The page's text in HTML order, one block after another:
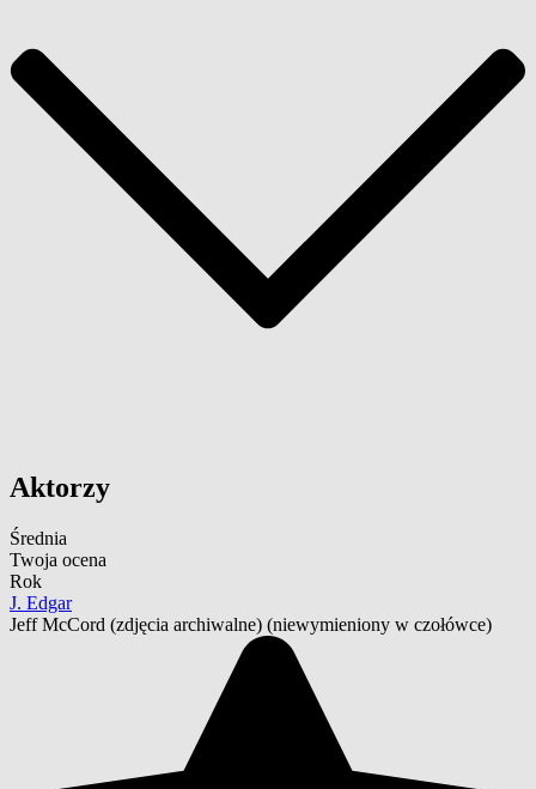
Aktorzy
Średnia
Twoja ocena
Rok
J. Edgar
Jeff McCord (zdjęcia archiwalne) (niewymieniony w czołówce)